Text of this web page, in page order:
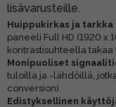
lisävarusteille.
Huippukirkas ja tarkka
paneeli Full HD (1920 x
kontrastisuhteella takaa
Monipuoliset
tuloilla ja -lähdöillä,
conversion).
Edistyksellinen